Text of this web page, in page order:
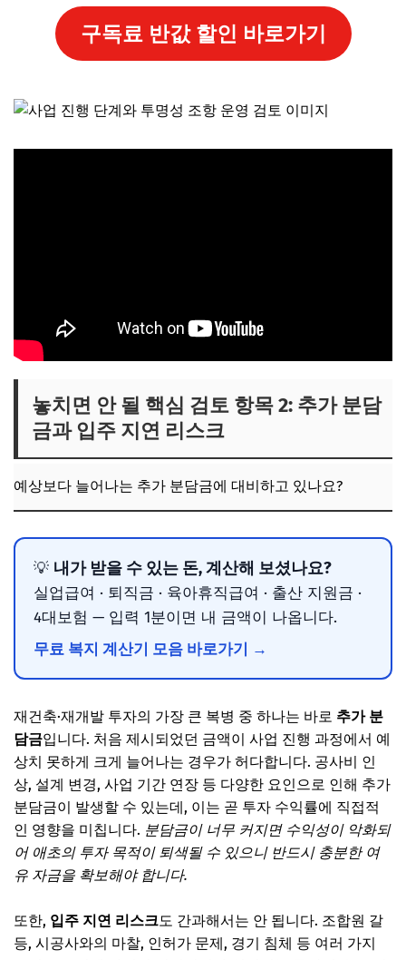
구독료 반값 할인 바로가기
놓치면 안 될 핵심 검토 항목 2: 추가 분담
금과 입주 지연 리스크
예상보다 늘어나는 추가 분담금에 대비하고 있나요?
💡 내가 받을 수 있는 돈, 계산해 보셨나요?
실업급여 · 퇴직금 · 육아휴직급여 · 출산 지원금 ·
4대보험 — 입력 1분이면 내 금액이 나옵니다.
무료 복지 계산기 모음 바로가기 →
재건축·재개발 투자의 가장 큰 복병 중 하나는 바로 추가 분
담금입니다. 처음 제시되었던 금액이 사업 진행 과정에서 예
상치 못하게 크게 늘어나는 경우가 허다합니다. 공사비 인
상, 설계 변경, 사업 기간 연장 등 다양한 요인으로 인해 추가
분담금이 발생할 수 있는데, 이는 곧 투자 수익률에 직접적
인 영향을 미칩니다. 분담금이 너무 커지면 수익성이 악화되
어 애초의 투자 목적이 퇴색될 수 있으니 반드시 충분한 여
유 자금을 확보해야 합니다.
또한, 입주 지연 리스크도 간과해서는 안 됩니다. 조합원 갈
등, 시공사와의 마찰, 인허가 문제, 경기 침체 등 여러 가지